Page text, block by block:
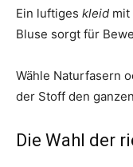
Ein luftiges kleid mit
Bluse sorgt für
Wähle Naturfasern
der Stoff den ganzen
Die Wahl der